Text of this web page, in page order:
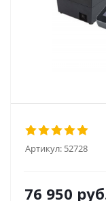
Артикул: 52728
76 950